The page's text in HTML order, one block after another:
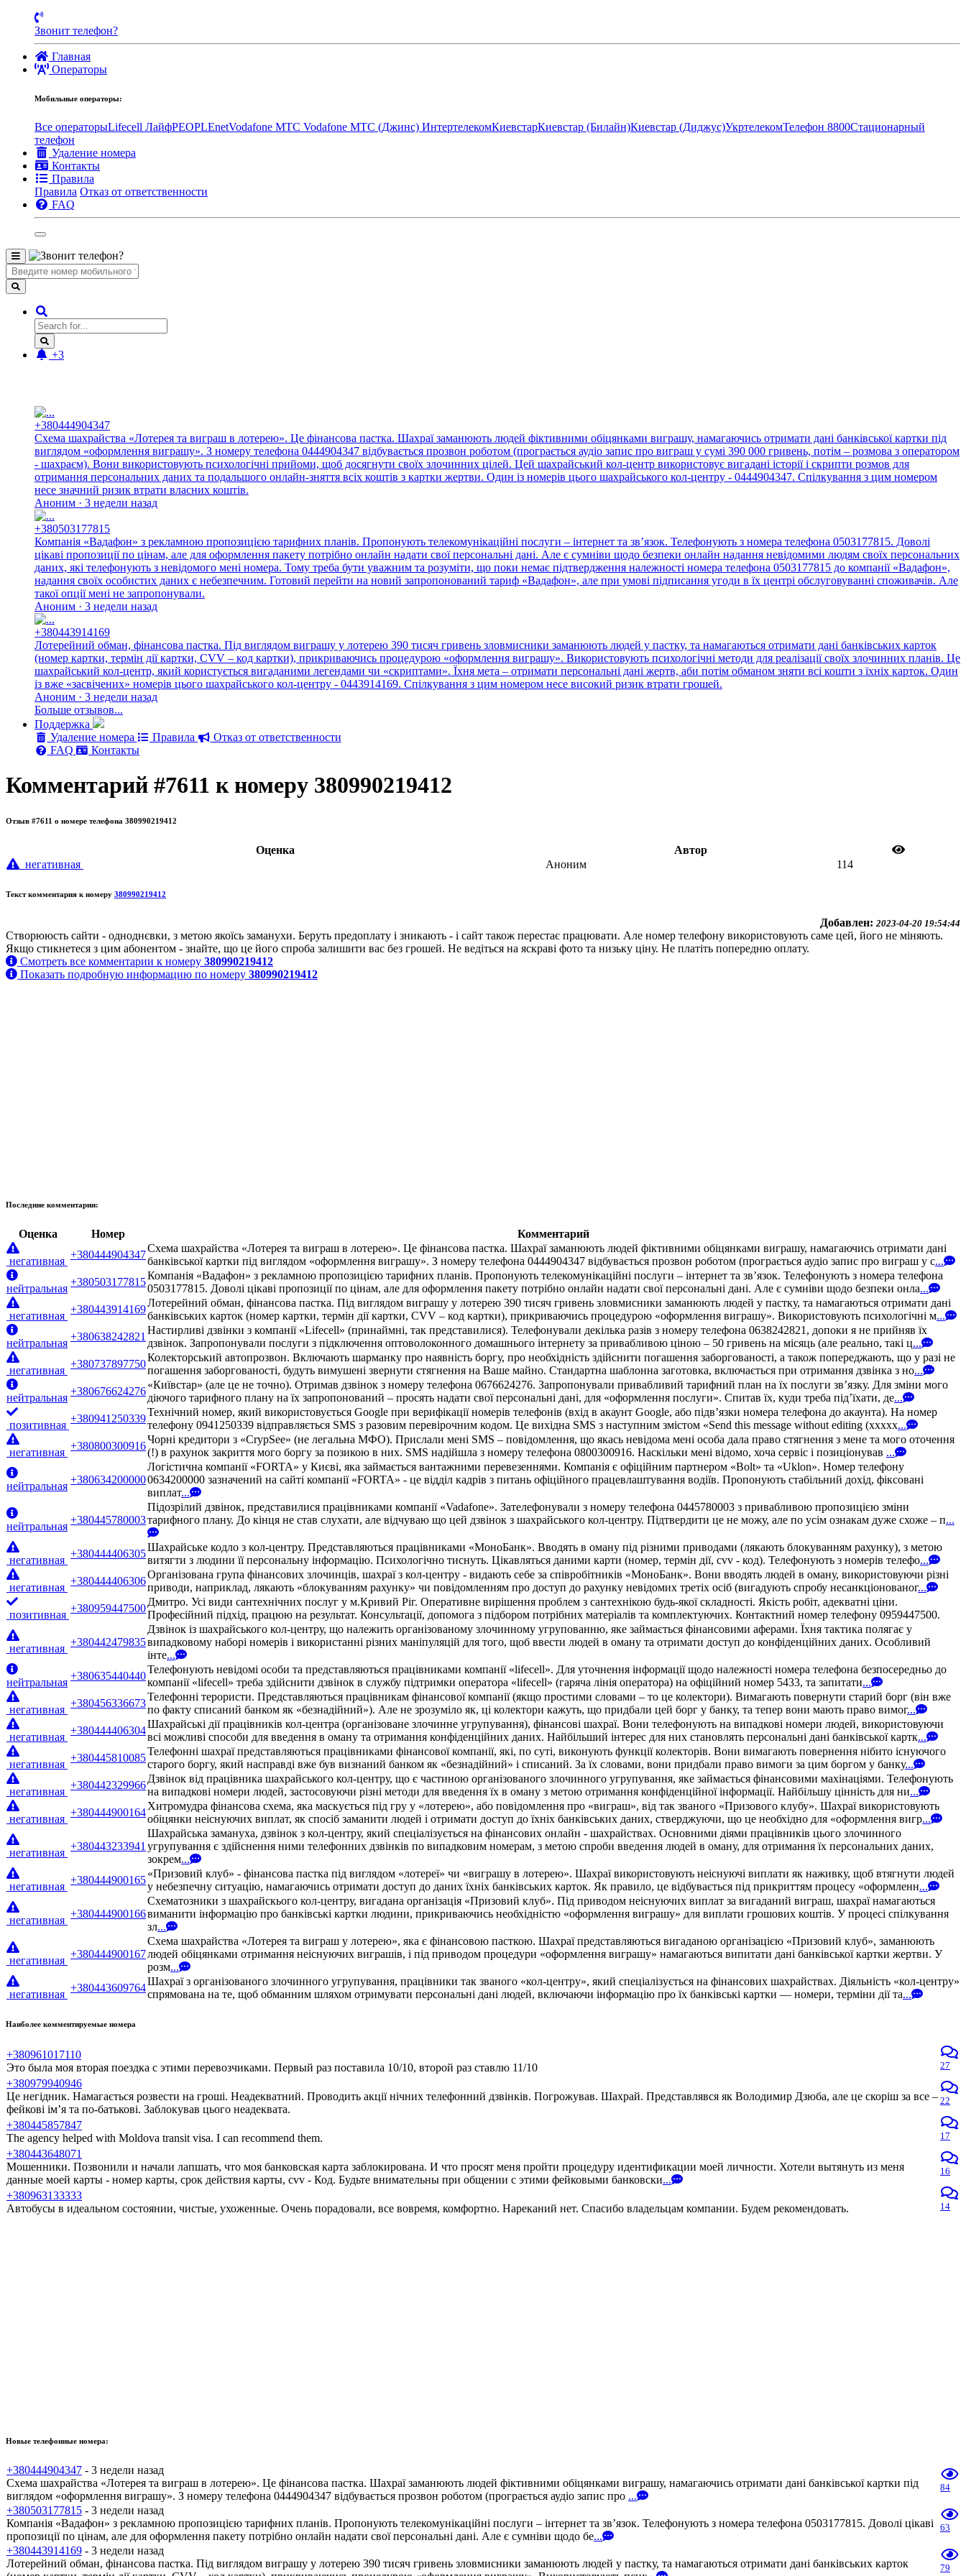
Звонит телефон?
Главная
Операторы
Мобильные операторы:
Все операторыLifecell ЛайфPEOPLEnetVodafone MTC Vodafone МТС (Джинс) ИнтертелекомКиевстарКиевстар (Билайн)Киевстар (Диджус)УкртелекомТелефон 8800Стационарный
телефон
Удаление номера
Контакты
Правила
Правила Отказ от ответственности
FAQ
+3
+380444904347
Схема шахрайства «Лотерея та виграш в лотерею». Це фінансова пастка. Шахраї заманюють людей фіктивними обіцянками виграшу, намагаючись отримати дані банківської картки під
виглядом «оформлення виграшу». З номеру телефона 0444904347 відбувається прозвон роботом (програється аудіо запис про виграш у сумі 390 000 гривень, потім – розмова з оператором
- шахраєм). Вони використовують психологічні прийоми, щоб досягнути своїх злочинних цілей. Цей шахрайський кол-центр використовує вигадані історії і скрипти розмов для
отримання персональних даних та подальшого онлайн-зняття всіх коштів з картки жертви. Один із номерів цього шахрайського кол-центру - 0444904347. Спілкування з цим номером
несе значний ризик втрати власних коштів.
Аноним · 3 недели назад
+380503177815
Компанія «Вадафон» з рекламною пропозицією тарифних планів. Пропонують телекомунікаційні послуги – інтернет та зв’язок. Телефонують з номера телефона 0503177815. Доволі
цікаві пропозиції по цінам, але для оформлення пакету потрібно онлайн надати свої персональні дані. Але є сумніви щодо безпеки онлайн надання невідомими людям своїх персональних
даних, які телефонують з невідомого мені номера. Тому треба бути уважним та розуміти, що поки немає підтвердження належності номера телефона 0503177815 до компанії «Вадафон»,
надання своїх особистих даних є небезпечним. Готовий перейти на новий запропонований тариф «Вадафон», але при умові підписання угоди в їх центрі обслуговуванні споживачів. Але
такої опції мені не запропонували.
Аноним · 3 недели назад
+380443914169
Лотерейний обман, фінансова пастка. Під виглядом виграшу у лотерею 390 тисяч гривень зловмисники заманюють людей у пастку, та намагаються отримати дані банківських карток
(номер картки, термін дії картки, CVV – код картки), прикриваючись процедурою «оформлення виграшу». Використовують психологічні методи для реалізації своїх злочинних планів. Це
шахрайський кол-центр, який користується вигаданими легендами чи «скриптами». Їхня мета – отримати персональні дані жертв, аби потім обманом зняти всі кошти з їхніх карток. Один
із вже «засвічених» номерів цього шахрайського кол-центру - 0443914169. Спілкування з цим номером несе високий ризик втрати грошей.
Аноним · 3 недели назад
Больше отзывов...
Поддержка
Удаление номера
Правила
Отказ от ответственности
FAQ
Контакты
Комментарий #7611 к номеру 380990219412
Отзыв #7611 о номере телефона 380990219412
Oценка
Автор
негативная
Аноним 114
Текст комментария к номеру 380990219412
Добавлен: 2023-04-20 19:54:44
Створююсть сайти - одноднєвки, з метою якоїсь заманухи. Беруть предоплату і зникають - і сайт також перестає працювати. Але номер телефону використовують саме цей, його не міняють.
Якщо стикнетеся з цим абонентом - знайте, що це його спроба залишити вас без грошей. Не ведіться на яскраві фото та низьку ціну. Не платіть попередню оплату.
Смотреть все комментарии к номеру 380990219412
Показать подробную информацию по номеру 380990219412
Последние комментарии:
Оценка Номер Комментарий
негативная
+380444904347
Схема шахрайства «Лотерея та виграш в лотерею». Це фінансова пастка. Шахраї заманюють людей фіктивними обіцянками виграшу, намагаючись отримати дані
банківської картки під виглядом «оформлення виграшу». З номеру телефона 0444904347 відбувається прозвон роботом (програється аудіо запис про виграш у с...
нейтральная
+380503177815
Компанія «Вадафон» з рекламною пропозицією тарифних планів. Пропонують телекомунікаційні послуги – інтернет та зв’язок. Телефонують з номера телефона
0503177815. Доволі цікаві пропозиції по цінам, але для оформлення пакету потрібно онлайн надати свої персональні дані. Але є сумніви щодо безпеки онла...
негативная
+380443914169
Лотерейний обман, фінансова пастка. Під виглядом виграшу у лотерею 390 тисяч гривень зловмисники заманюють людей у пастку, та намагаються отримати дані
банківських карток (номер картки, термін дії картки, CVV – код картки), прикриваючись процедурою «оформлення виграшу». Використовують психологічні м...
нейтральная
+380638242821
Настирливі дзвінки з компанії «Lifecell» (принаймні, так представилися). Телефонували декілька разів з номеру телефона 0638242821, допоки я не прийняв їх
дзвінок. Запропонували послуги з підключення оптоволоконного домашнього інтернету за привабливою ціною – 50 гривень на місяць (але реально, такі ц...
негативная
+380737897750
Колекторський автопрозвон. Включають шарманку про наявність боргу, про необхідність здійснити погашення заборгованості, а також попереджають, що у разі не
погашення заборгованості, будуть вимушені звернути стягнення на Ваше майно. Стандартна шаблонна заготовка, включається при отримання дзвінка з но...
нейтральная
+380676624276
«Київстар» (але це не точно). Отримав дзвінок з номеру телефона 0676624276. Запропонували привабливий тарифний план на їх послуги зв’язку. Для зміни мого
діючого тарифного плану на їх запропонований – просять надати свої персональні дані, для «оформлення послуги». Спитав їх, куди треба під’їхати, де...
позитивная
+380941250339
Технічний номер, який використовується Google при верифікації номерів телефонів (вхід в акаунт Google, або підв’язки номера телефона до акаунта). На номер
телефону 0941250339 відправляється SMS з разовим перевірочним кодом. Це вихідна SMS з наступним змістом «Send this message without editing (xxxxx...
негативная
+380800300916
Чорні кредитори з «CrypSee» (не легальна МФО). Прислали мені SMS – повідомлення, що якась невідома мені особа дала право стягнення з мене та мого оточення
(!) в рахунок закриття мого боргу за позикою в них. SMS надійшла з номеру телефона 0800300916. Наскільки мені відомо, хоча сервіс і позиціонував ...
нейтральная
+380634200000
Логістична компанії «FORTA» у Києві, яка займається вантажними перевезеннями. Компанія є офіційним партнером «Bolt» та «Uklon». Номер телефону
0634200000 зазначений на сайті компанії «FORTA» - це відділ кадрів з питань офіційного працевлаштування водіїв. Пропонують стабільний дохід, фіксовані
виплат...
нейтральная
+380445780003
Підозрілий дзвінок, представилися працівниками компанії «Vadafone». Зателефонували з номеру телефона 0445780003 з привабливою пропозицією зміни
тарифного плану. До кінця не став слухати, але відчуваю що цей дзвінок з шахрайського кол-центру. Підтвердити це не можу, але по усім ознакам дуже схоже – п...
негативная
+380444406305
Шахрайське кодло з кол-центру. Представляються працівниками «МоноБанк». Вводять в оману під різними приводами (лякають блокуванням рахунку), з метою
витягти з людини її персональну інформацію. Психологічно тиснуть. Цікавляться даними карти (номер, термін дії, cvv - код). Телефонують з номерів телефо...
негативная
+380444406306
Організована група фінансових злочинців, шахраї з кол-центру - видають себе за співробітників «МоноБанк». Вони вводять людей в оману, використовуючи різні
приводи, наприклад, лякають «блокуванням рахунку» чи повідомленням про доступ до рахунку невідомих третіх осіб (вигадують спробу несанкціонованог...
позитивная
+380959447500
Дмитро. Усі види сантехнічних послуг у м.Кривий Ріг. Оперативне вирішення проблем з сантехнікою будь-якої складності. Якість робіт, адекватні ціни.
Професійний підхід, працюю на результат. Консультації, допомога з підбором потрібних матеріалів та комплектуючих. Контактний номер телефону 0959447500.
негативная
+380442479835
Дзвінок із шахрайського кол-центру, що належить організованому злочинному угрупованню, яке займається фінансовими аферами. Їхня тактика полягає у
випадковому наборі номерів і використанні різних маніпуляцій для того, щоб ввести людей в оману та отримати доступ до конфіденційних даних. Особливий
інте...
нейтральная
+380635440440
Телефонують невідомі особи та представляються працівниками компанії «lifecell». Для уточнення інформації щодо належності номера телефона безпосередньо до
компанії «lifecell» треба здійснити дзвінок в службу підтримки оператора «lifecell» (гаряча лінія оператора) на офіційний номер 5433, та запитати...
негативная
+380456336673
Телефонні терористи. Представляються працівникам фінансової компанії (якщо простими словами – то це колектори). Вимагають повернути старий борг (він вже
по факту списаний банком як «безнадійний»). Але не зрозуміло як, ці колектори кажуть, що придбали цей борг у банку, та тепер вони мають право вимог...
негативная
+380444406304
Шахрайські дії працівників кол-центра (організоване злочинне угрупування), фінансові шахраї. Вони телефонують на випадкові номери людей, використовуючи
всі можливі способи для введення в оману та отримання конфіденційних даних. Найбільший інтерес для них становлять персональні дані банківської картк...
негативная
+380445810085
Телефонні шахраї представляються працівниками фінансової компанії, які, по суті, виконують функції колекторів. Вони вимагають повернення нібито існуючого
старого боргу, який насправді вже був визнаний банком як «безнадійний» і списаний. За їх словами, вони придбали право вимоги за цим боргом у банку...
негативная
+380442329966
Дзвінок від працівника шахрайського кол-центру, що є частиною організованого злочинного угрупування, яке займається фінансовими махінаціями. Телефонують
на випадкові номери людей, застосовуючи різні методи для введення їх в оману з метою отримання конфіденційної інформації. Найбільшу цінність для ни...
негативная
+380444900164
Хитромудра фінансова схема, яка маскується під гру у «лотерею», або повідомлення про «виграш», від так званого «Призового клубу». Шахраї використовують
обіцянки неіснуючих виплат, як спосіб заманити людей і отримати доступ до їхніх банківських даних, стверджуючи, що це необхідно для «оформлення вигр...
негативная
+380443233941
Шахрайська замануха, дзвінок з кол-центру, який спеціалізується на фінансових онлайн - шахрайствах. Основними діями працівників цього злочинного
угрупування є здійснення ними телефонних дзвінків по випадковим номерам, з метою спроби введення людей в оману, для отримання їх персональних даних,
зокрем...
негативная
+380444900165
«Призовий клуб» - фінансова пастка під виглядом «лотереї» чи «виграшу в лотерею». Шахраї використовують неіснуючі виплати як наживку, щоб втягнути людей
у небезпечну ситуацію, намагаючись отримати доступ до даних їхніх банківських карток. Як правило, це відбувається під прикриттям процесу «оформленн...
негативная
+380444900166
Схематозники з шахрайскього кол-центру, вигадана організація «Призовий клуб». Під приводом неіснуючих виплат за вигаданий виграш, шахраї намагаються
виманити інформацію про банківські картки людини, прикриваючись необхідністю «оформлення виграшу» для виплати грошових коштів. У процесі спілкування
зл...
негативная
+380444900167
Схема шахрайства «Лотерея та виграш у лотерею», яка є фінансовою пасткою. Шахраї представляються вигаданою організацією «Призовий клуб», заманюють
людей обіцянками отримання неіснуючих виграшів, і під приводом процедури «оформлення виграшу» намагаються випитати дані банківської картки жертви. У
розм...
негативная
+380443609764
Шахраї з організованого злочинного угрупування, працівники так званого «кол-центру», який спеціалізується на фінансових шахрайствах. Діяльність «кол-центру»
спрямована на те, щоб обманним шляхом отримувати персональні дані людей, включаючи інформацію про їх банківські картки — номери, терміни дії та...
Наиболее комментируемые номера
+380961017110
Это была моя вторая поездка с этими перевозчиками. Первый раз поставила 10/10, второй раз ставлю 11/10
27
+380979940946
Це негідник. Намагається розвести на гроші. Неадекватний. Проводить акції нічних телефонний дзвінків. Погрожував. Шахрай. Представлявся як Володимир Дзюба, але це скоріш за все –
фейкові ім’я та по-батькові. Заблокував цього неадеквата.
22
+380445857847
The agency helped with Moldova transit visa. I can recommend them.
17
+380443648071
Мошенники. Позвонили и начали лапшать, что моя банковская карта заблокирована. И что просят меня пройти процедуру идентификации моей личности. Хотели вытянуть из меня
данные моей карты - номер карты, срок действия карты, cvv - Код. Будьте внимательны при общении с этими фейковыми банковски...
16
+380963133333
Автобусы в идеальном состоянии, чистые, ухоженные. Очень порадовали, все вовремя, комфортно. Нареканий нет. Спасибо владельцам компании. Будем рекомендовать.
14
Новые телефонные номера:
+380444904347 - 3 недели назад
Схема шахрайства «Лотерея та виграш в лотерею». Це фінансова пастка. Шахраї заманюють людей фіктивними обіцянками виграшу, намагаючись отримати дані банківської картки під
виглядом «оформлення виграшу». З номеру телефона 0444904347 відбувається прозвон роботом (програється аудіо запис про ...
84
+380503177815 - 3 недели назад
Компанія «Вадафон» з рекламною пропозицією тарифних планів. Пропонують телекомунікаційні послуги – інтернет та зв’язок. Телефонують з номера телефона 0503177815. Доволі цікаві
пропозиції по цінам, але для оформлення пакету потрібно онлайн надати свої персональні дані. Але є сумніви щодо бе...
63
+380443914169 - 3 недели назад
Лотерейний обман, фінансова пастка. Під виглядом виграшу у лотерею 390 тисяч гривень зловмисники заманюють людей у пастку, та намагаються отримати дані банківських карток
79